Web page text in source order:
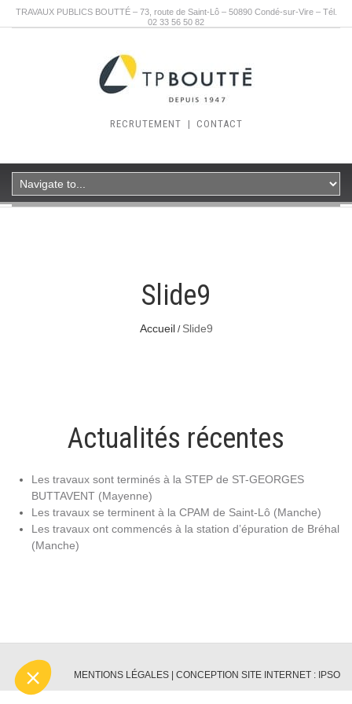
TRAVAUX PUBLICS BOUTTÉ – 73, route de Saint-Lô – 50890 Condé-sur-Vire – Tél.
02 33 56 50 82
RECRUTEMENT | CONTACT
Slide9
Accueil Slide9
Actualités récentes
Les travaux sont terminés à la STEP de ST-GEORGES
BUTTAVENT (Mayenne)
Les travaux se terminent à la CPAM de Saint-Lô (Manche)
Les travaux ont commencés à la station d’épuration de Bréhal
(Manche)
MENTIONS LÉGALES CONCEPTION SITE INTERNET : IPSO